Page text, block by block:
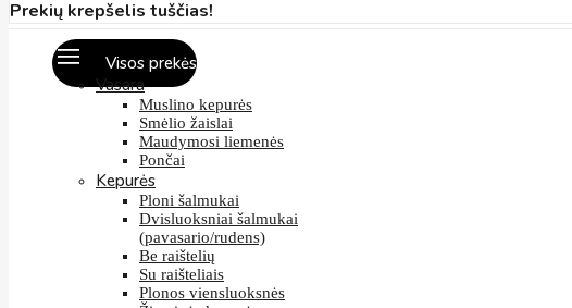
Prekių krepšelis tuščias!
Visos prekės
Vasara
Muslino kepurės
Smėlio žaislai
Maudymosi liemenės
Pončai
Kepurės
Ploni šalmukai
Dvisluoksniai šalmukai
(pavasario/rudens)
Be raištelių
Su raišteliais
Plonos viensluoksnės